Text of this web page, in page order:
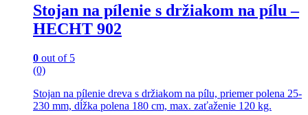
Stojan na pílenie s držiakom na pílu –
HECHT 902
0 out of 5
(0)
Stojan na pílenie dreva s držiakom na pílu, priemer polena 25-
230 mm, dĺžka polena 180 cm, max. zaťaženie 120 kg.